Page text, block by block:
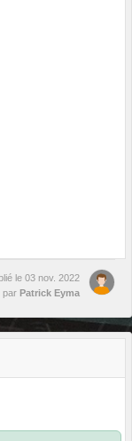
le 03 nov. 2022
par Patrick Eyma